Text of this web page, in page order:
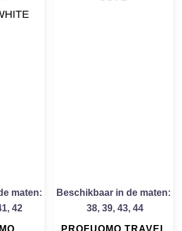
maten:
, 42
Beschikbaar in de maten:
38,39,43,44
PROFUOMO TRAVEL